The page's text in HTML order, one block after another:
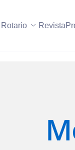
Revista